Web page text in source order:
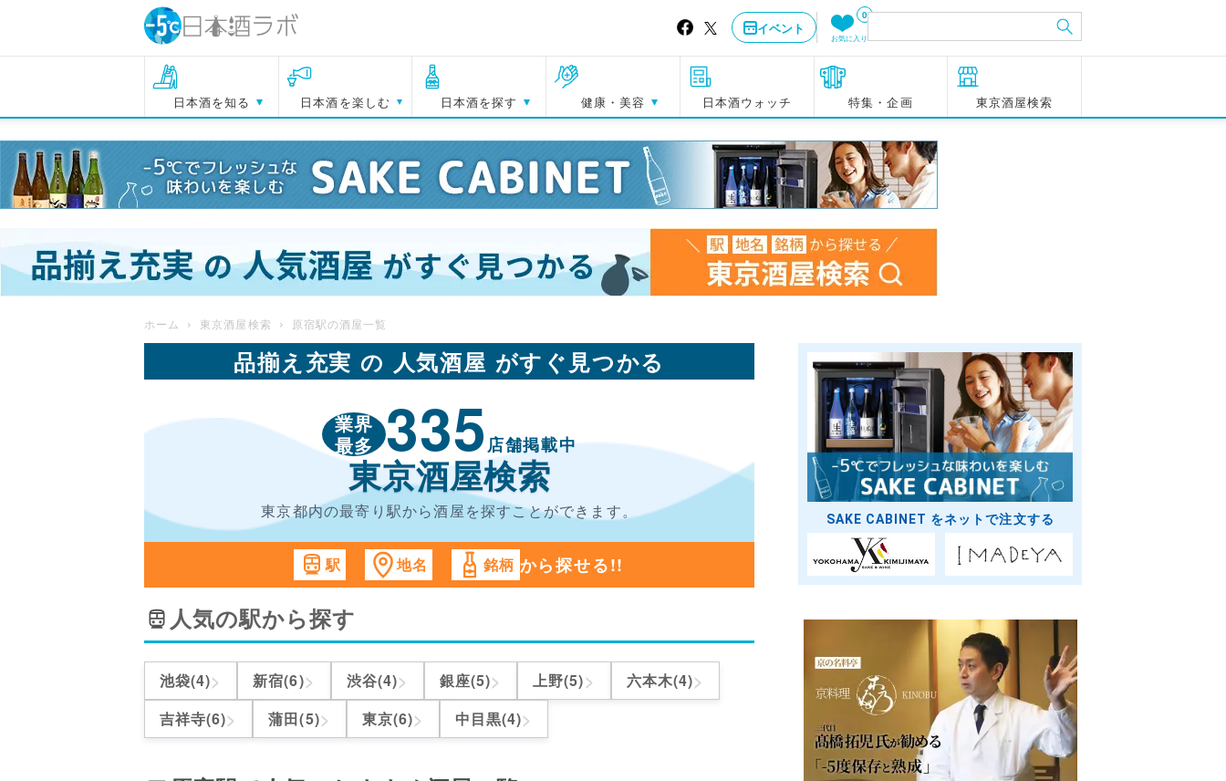
イベント
0
お気に入り
日本酒を知る 日本酒を楽しむ 日本酒を探す 健康・美容 日本酒ウォッチ 特集・企画 東京酒屋検索
ホーム 東京酒屋検索 原宿駅の酒屋一覧
品揃え充実 の 人気酒屋 がすぐ見つかる
業界
最多 335店舗掲載中
東京酒屋検索
東京都内の最寄り駅から酒屋を探すことができます。
駅 地名 銘柄 から探せる!!
人気の駅から探す
池袋(4)> 新宿(6)> 渋谷(4)> 銀座(5)> 上野(5)> 六本木(4)>
吉祥寺(6)> 蒲田(5)> 東京(6)> 中目黒(4)>
SAKE CABINET をネットで注文する